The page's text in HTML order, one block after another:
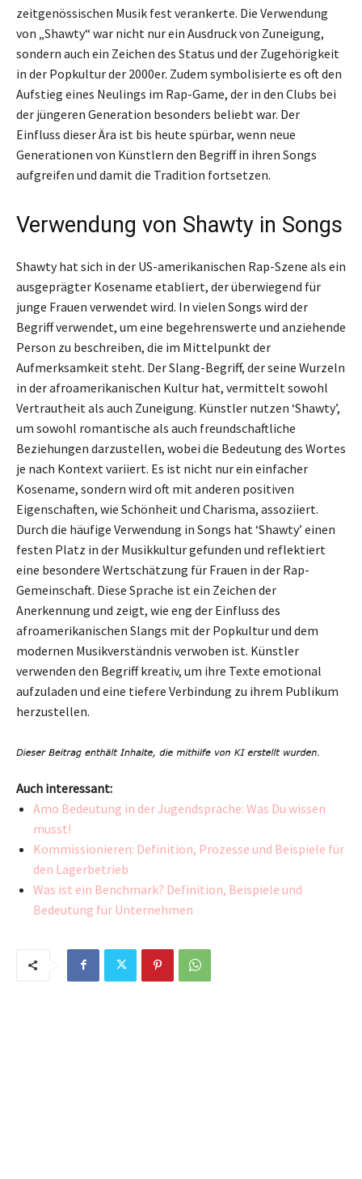
zeitgenössischen Musik fest verankerte. Die Verwendung
von „Shawty“ war nicht nur ein Ausdruck von Zuneigung,
sondern auch ein Zeichen des Status und der Zugehörigkeit
in der Popkultur der 2000er. Zudem symbolisierte es oft den
Aufstieg eines Neulings im Rap-Game, der in den Clubs bei
der jüngeren Generation besonders beliebt war. Der
Einfluss dieser Ära ist bis heute spürbar, wenn neue
Generationen von Künstlern den Begriff in ihren Songs
aufgreifen und damit die Tradition fortsetzen.
Verwendung von Shawty in Songs
Shawty hat sich in der US-amerikanischen Rap-Szene als ein
ausgeprägter Kosename etabliert, der überwiegend für
junge Frauen verwendet wird. In vielen Songs wird der
Begriff verwendet, um eine begehrenswerte und anziehende
Person zu beschreiben, die im Mittelpunkt der
Aufmerksamkeit steht. Der Slang-Begriff, der seine Wurzeln
in der afroamerikanischen Kultur hat, vermittelt sowohl
Vertrautheit als auch Zuneigung. Künstler nutzen ‘Shawty’,
um sowohl romantische als auch freundschaftliche
Beziehungen darzustellen, wobei die Bedeutung des Wortes
je nach Kontext variiert. Es ist nicht nur ein einfacher
Kosename, sondern wird oft mit anderen positiven
Eigenschaften, wie Schönheit und Charisma, assoziiert.
Durch die häufige Verwendung in Songs hat ‘Shawty’ einen
festen Platz in der Musikkultur gefunden und reflektiert
eine besondere Wertschätzung für Frauen in der Rap-
Gemeinschaft. Diese Sprache ist ein Zeichen der
Anerkennung und zeigt, wie eng der Einfluss des
afroamerikanischen Slangs mit der Popkultur und dem
modernen Musikverständnis verwoben ist. Künstler
verwenden den Begriff kreativ, um ihre Texte emotional
aufzuladen und eine tiefere Verbindung zu ihrem Publikum
herzustellen.
Auch interessant:
Amo Bedeutung in der Jugendsprache: Was Du wissen
musst!
Kommissionieren: Definition, Prozesse und Beispiele für
den Lagerbetrieb
Was ist ein Benchmark? Definition, Beispiele und
Bedeutung für Unternehmen